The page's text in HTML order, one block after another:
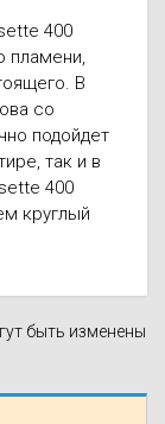
400
пламени,
В
со
подойдет
так и в
400
круглый
быть изменены